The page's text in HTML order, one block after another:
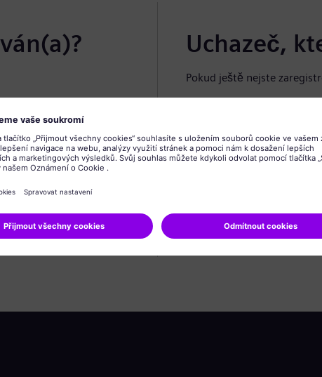
Uchazeč,
Pokud ještě nejste